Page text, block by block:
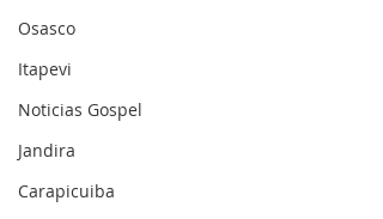
Osasco
Itapevi
Noticias Gospel
Jandira
Carapicuiba